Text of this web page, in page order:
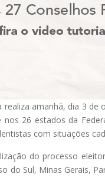
amanhã, dia 3
nos 26 estados da
com situações
do processo
do Sul, Minas Gerais,